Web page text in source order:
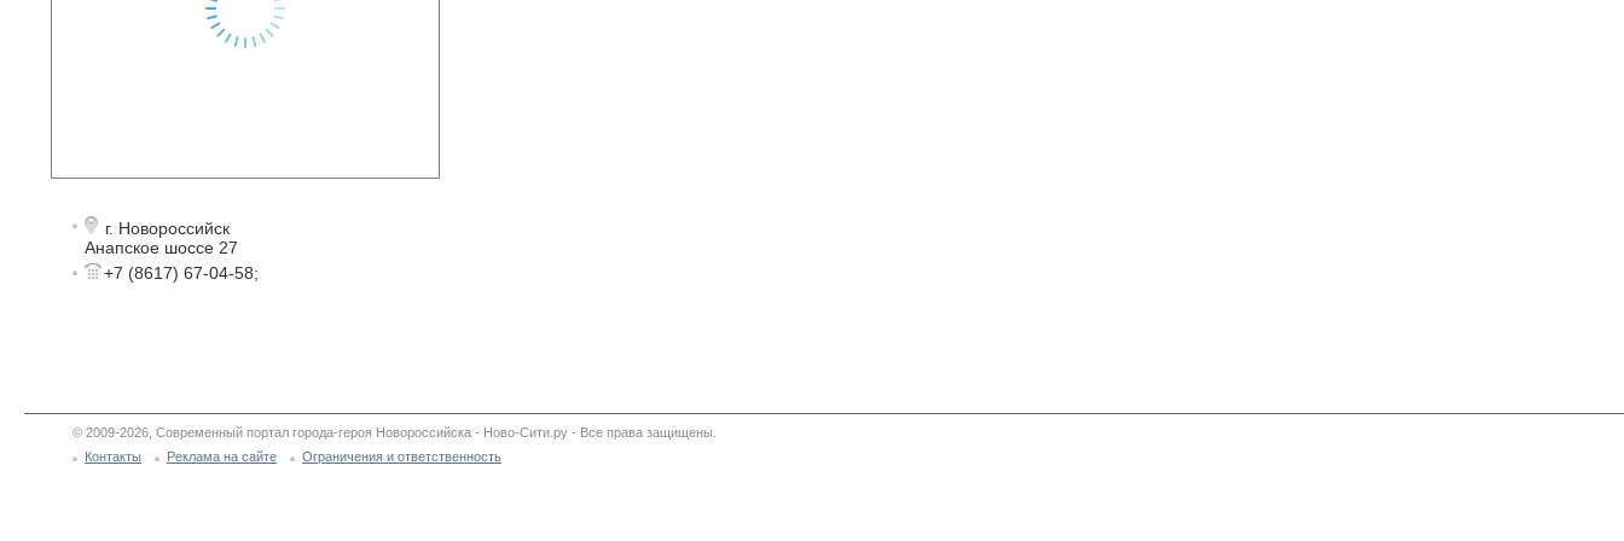
г. Новороссийск
Анапское шоссе 27
+7 (8617) 67-04-58;
© 2009-2026, Современный портал города-героя Новороссийска - Ново-Сити.ру - Все права защищены.
Контакты
Реклама на сайте Ограничения и ответственность